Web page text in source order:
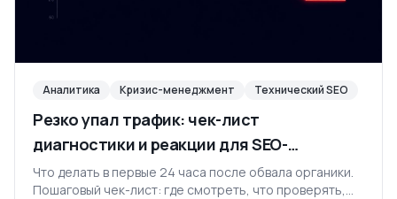
Аналитика Кризис-менеджмент Технический SEO
Резко упал трафик: чек-лист
диагностики и реакции для SEO-
специалиста
Что делать в первые 24 часа после обвала органики.
Пошаговый чек-лист: где смотреть, что проверять,